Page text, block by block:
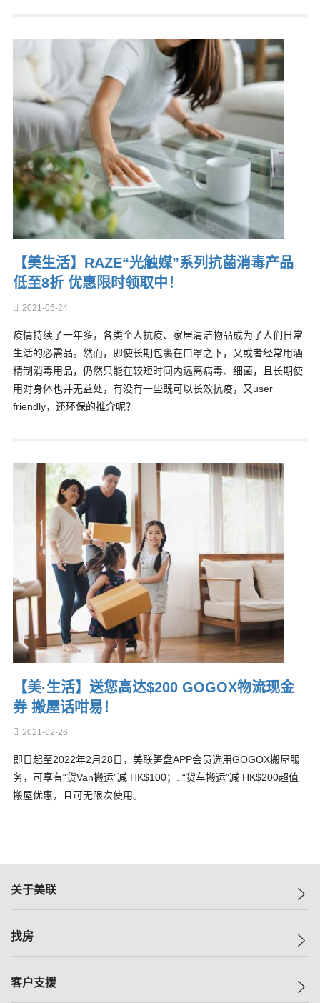
【美生活】RAZE“光触媒”系列抗菌消毒产品
低至8折 优惠限时领取中！
2021-05-24
疫情持续了一年多，各类个人抗疫、家居清洁物品成为了人们日常
生活的必需品。然而，即使长期包裹在口罩之下，又或者经常用酒
精制消毒用品，仍然只能在较短时间内远离病毒、细菌，且长期使
用对身体也并无益处，有没有一些既可以长效抗疫，又user
friendly，还环保的推介呢？
【美·生活】送您高达$200 GOGOX物流现金
券 搬屋话咁易！
2021-02-26
即日起至2022年2月28日，美联笋盘APP会员选用GOGOX搬屋服
务，可享有“货Van搬运”减 HK$100；. “货车搬运”减 HK$200超值
搬屋优惠，且可无限次使用。
关于美联
美联集团
人才招募
找房
一手新房
客户支援